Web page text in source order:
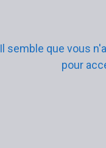
Il semble que vous
pour